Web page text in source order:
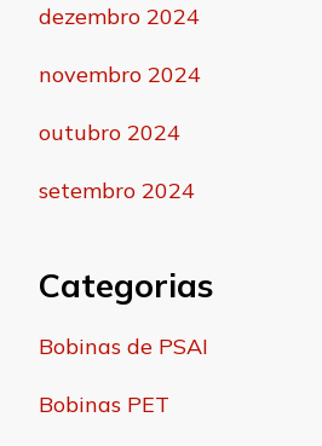
dezembro 2024
novembro 2024
outubro 2024
setembro 2024
Categorias
Bobinas de PSAI
Bobinas PET